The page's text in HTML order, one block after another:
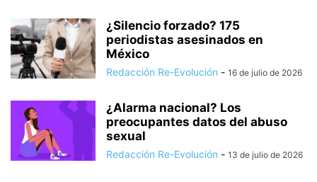
¿Silencio forzado? 175
periodistas asesinados en
México
Redacción Re-Evolución - 16 de julio de 2026
¿Alarma nacional? Los
preocupantes datos del abuso
sexual
Redacción Re-Evolución - 13 de julio de 2026